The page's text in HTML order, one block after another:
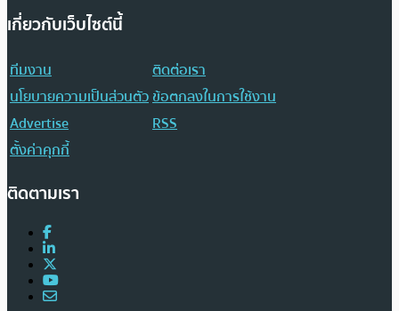
เกี่ยวกับเว็บไซต์นี้
ทีมงาน
ติดต่อเรา
นโยบายความเป็นส่วนตัวข้อตกลงในการใช้งาน
Advertise
RSS
ตั้งค่าคุกกี้
ติดตามเรา